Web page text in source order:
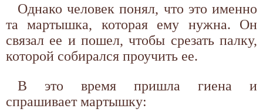
Однако человек понял, что это именно
та мартышка, которая ему нужна. Он
связал ее и пошел, чтобы срезать палку,
которой собирался проучить ее.
В это время пришла гиена и
спрашивает мартышку: